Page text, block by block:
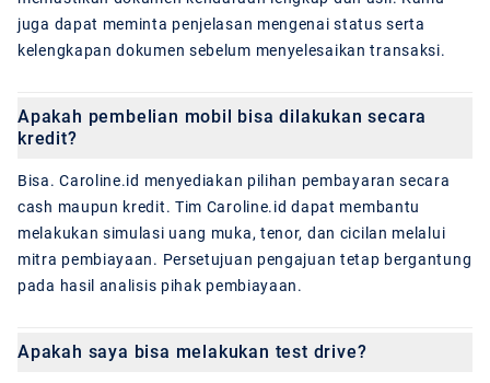
juga dapat meminta penjelasan mengenai status serta
kelengkapan dokumen sebelum menyelesaikan transaksi.
Apakah pembelian mobil bisa dilakukan secara
kredit?
Bisa. Caroline.id menyediakan pilihan pembayaran secara
cash maupun kredit. Tim Caroline.id dapat membantu
melakukan simulasi uang muka, tenor, dan cicilan melalui
mitra pembiayaan. Persetujuan pengajuan tetap bergantung
pada hasil analisis pihak pembiayaan.
Apakah saya bisa melakukan test drive?